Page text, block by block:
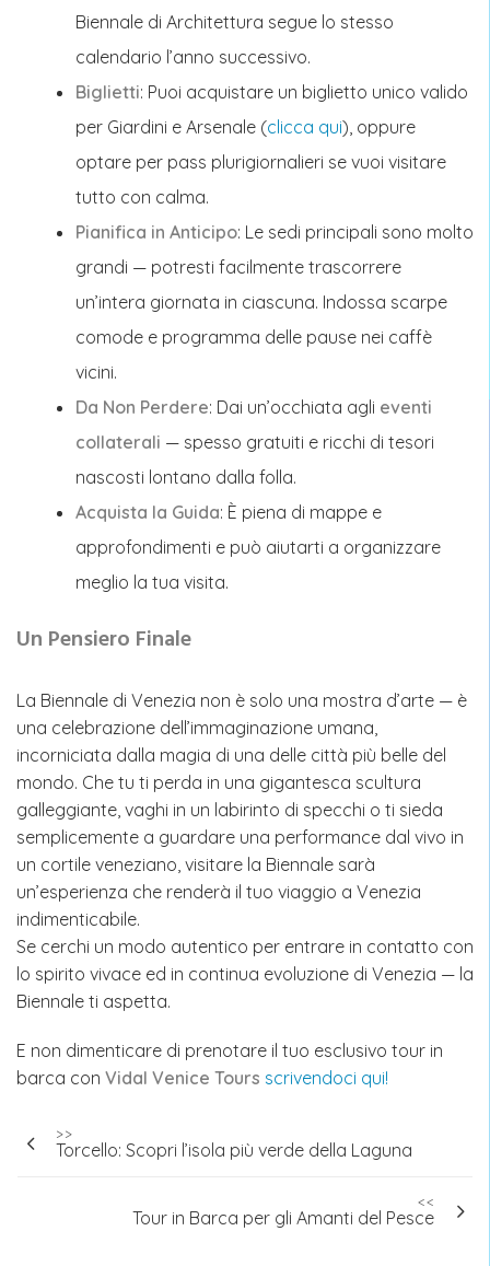
Biennale di Architettura segue lo stesso
calendario l’anno successivo.
Biglietti: Puoi acquistare un biglietto unico valido
per Giardini e Arsenale (clicca qui), oppure
optare per pass plurigiornalieri se vuoi visitare
tutto con calma.
Pianifica in Anticipo: Le sedi principali sono molto
grandi — potresti facilmente trascorrere
un’intera giornata in ciascuna. Indossa scarpe
comode e programma delle pause nei caffè
vicini.
Da Non Perdere: Dai un’occhiata agli eventi
collaterali — spesso gratuiti e ricchi di tesori
nascosti lontano dalla folla.
Acquista la Guida: È piena di mappe e
approfondimenti e può aiutarti a organizzare
meglio la tua visita.
Un Pensiero Finale
La Biennale di Venezia non è solo una mostra d’arte — è
una celebrazione dell’immaginazione umana,
incorniciata dalla magia di una delle città più belle del
mondo. Che tu ti perda in una gigantesca scultura
galleggiante, vaghi in un labirinto di specchi o ti sieda
semplicemente a guardare una performance dal vivo in
un cortile veneziano, visitare la Biennale sarà
un’esperienza che renderà il tuo viaggio a Venezia
indimenticabile.
Se cerchi un modo autentico per entrare in contatto con
lo spirito vivace ed in continua evoluzione di Venezia — la
Biennale ti aspetta.
E non dimenticare di prenotare il tuo esclusivo tour in
barca con Vidal Venice Tours scrivendoci qui!
Navigazione
articoli
>>
Torcello: Scopri l’isola più verde della Laguna
<<
Tour in Barca per gli Amanti del Pesce